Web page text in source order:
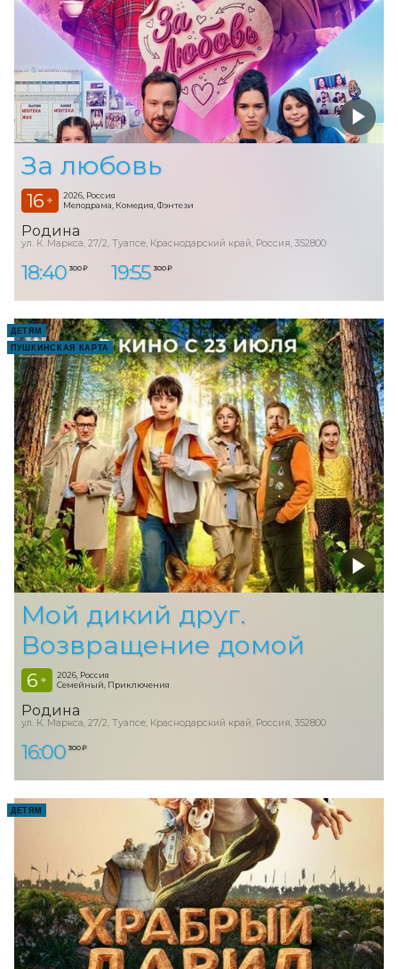
За любовь
16 +
2026, Россия
Мелодрама, Комедия, Фэнтези
Родина
ул. К. Маркса, 27/2, Туапсе, Краснодарский край, Россия, 352800
18:40 300 ₽ 19:55 300 ₽
ДЕТЯМ
ПУШКИНСКАЯ КАРТА
Мой дикий друг.
Возвращение домой
6 +
2026, Россия
Семейный, Приключения
Родина
ул. К. Маркса, 27/2, Туапсе, Краснодарский край, Россия, 352800
16:00 300 ₽
ДЕТЯМ